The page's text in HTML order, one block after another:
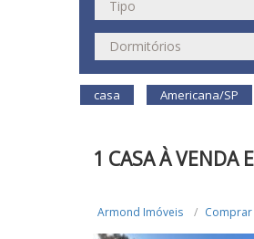
casa Americana/SP
1 CASA À VENDA
Armond Imóveis Comprar